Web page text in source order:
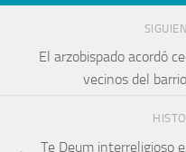
El arzobispado acordó
vecinos del
Te Deum interreligioso